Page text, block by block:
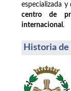
especializada
centro de
internacional .
Historia de